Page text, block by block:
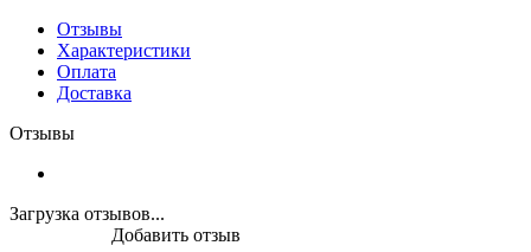
Отзывы
Характеристики
Оплата
Доставка
Отзывы
Загрузка отзывов...
Добавить отзыв